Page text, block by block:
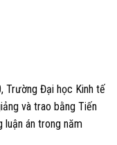
Trường Đại học Kinh tế
và trao bằng Tiến
luận án trong năm